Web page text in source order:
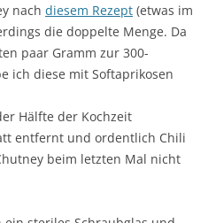
nach diesem Rezept (etwas im
die doppelte Menge. Da
paar Gramm zur 300-
ich diese mit Softaprikosen
Hälfte der Kochzeit
entfernt und ordentlich Chili
beim letzten Mal nicht